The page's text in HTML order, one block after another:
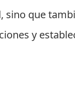
sino que
y